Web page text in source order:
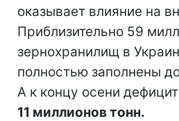
оказывает влияние на
Приблизительно 59
зернохранилищ в
полностью заполнены
А к концу осени
11 миллионов тонн.